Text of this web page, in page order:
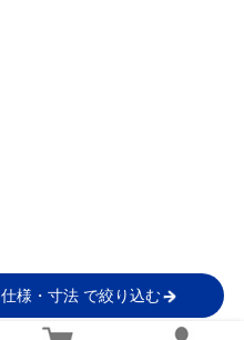
仕様・寸法 で絞り込む